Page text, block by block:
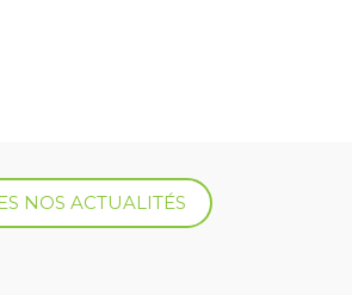
NOS ACTUALITÉS